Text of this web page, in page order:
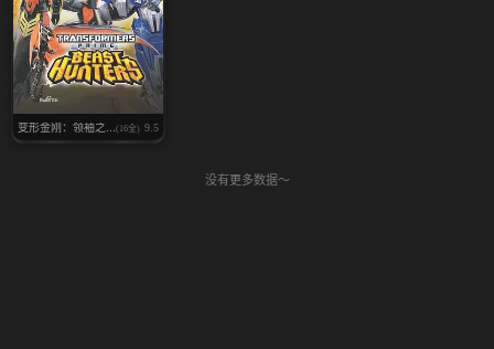
变形金刚：领袖之... (16全) 9.5
没有更多数据～